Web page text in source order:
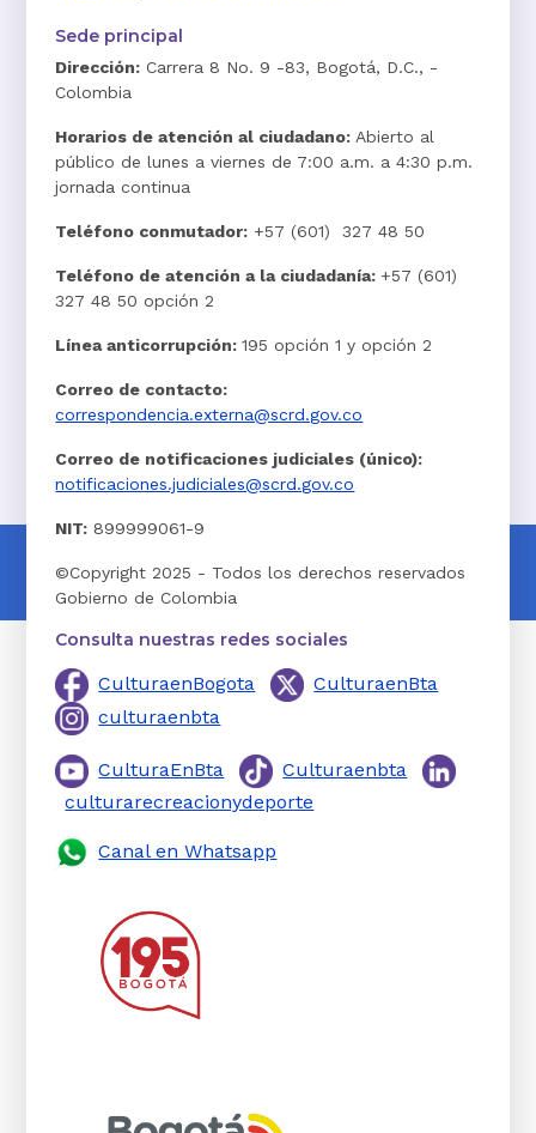
Sede principal
Dirección: Carrera 8 No. 9 -83, Bogotá, D.C., -
Colombia
Horarios de atención al ciudadano:Abierto al
público de lunes a viernes de 7:00 a.m. a 4:30 p.m.
jornada continua
Teléfono conmutador: +57 (601) 327 48 50
Teléfono de atención a la ciudadanía: +57 (601)
327 48 50 opción 2
Línea anticorrupción:195 opción 1 y opción 2
Correo de contacto:
correspondencia.externa@scrd.gov.co
Correo de notificaciones judiciales (único):
notificaciones.judiciales@scrd.gov.co
NIT: 899999061-9
©Copyright 2025 - Todos los derechos reservados
Gobierno de Colombia
Consulta nuestras redes sociales
CulturaenBogota
CulturaenBta
culturaenbta
CulturaEnBta
Culturaenbta
culturarecreacionydeporte
Canal en Whatsapp